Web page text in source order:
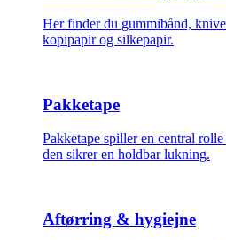
Her finder du gummibånd,
kopipapir og silkepapir.
Pakketape
Pakketape spiller en central
den sikrer en holdbar lukning.
Aftørring & hygiejne